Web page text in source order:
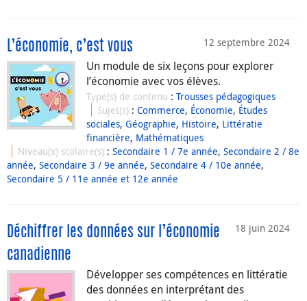
12 septembre 2024
L’économie, c’est vous
Un module de six leçons pour explorer
l’économie avec vos élèves.
Type(s) de contenu : Trousses pédagogiques
Sujet(s) :Commerce, Économie, Études
sociales, Géographie, Histoire, Littératie
financière, Mathématiques
Niveau(x) scolaire(s) :Secondaire 1 / 7e année,Secondaire 2 / 8e
année, Secondaire 3 / 9e année, Secondaire 4 / 10e année,
Secondaire 5 / 11e année et 12e année
18 juin 2024
Déchiffrer les données sur l’économie
canadienne
Développer ses compétences en littératie
des données en interprétant des